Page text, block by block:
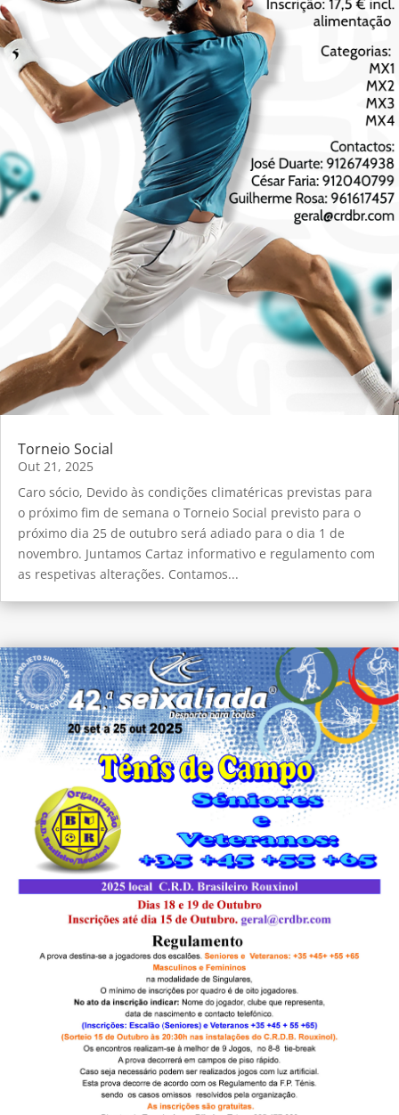
Torneio Social
Out 21, 2025
Caro sócio, Devido às condições climatéricas previstas para
o próximo fim de semana o Torneio Social previsto para o
próximo dia 25 de outubro será adiado para o dia 1 de
novembro. Juntamos Cartaz informativo e regulamento com
as respetivas alterações. Contamos...